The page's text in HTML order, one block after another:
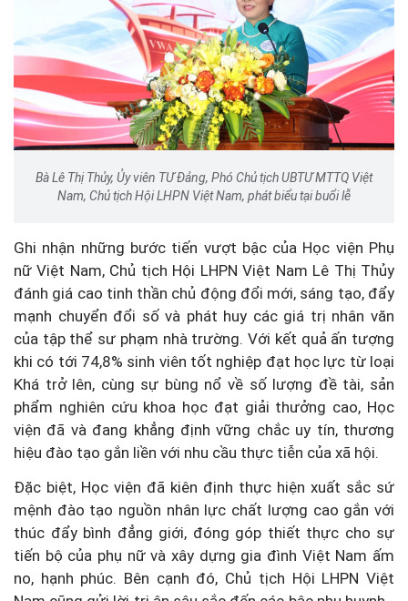
Bà Lê Thị Thủy, Ủy viên TƯ Đảng, Phó Chủ tịch UBTƯ MTTQ Việt
Nam, Chủ tịch Hội LHPN Việt Nam, phát biểu tại buổi lễ
Ghi nhận những bước tiến vượt bậc của Học viện Phụ
nữ Việt Nam, Chủ tịch Hội LHPN Việt Nam Lê Thị Thủy
đánh giá cao tinh thần chủ động đổi mới, sáng tạo, đẩy
mạnh chuyển đổi số và phát huy các giá trị nhân văn
của tập thể sư phạm nhà trường. Với kết quả ấn tượng
khi có tới 74,8% sinh viên tốt nghiệp đạt học lực từ loại
Khá trở lên, cùng sự bùng nổ về số lượng đề tài, sản
phẩm nghiên cứu khoa học đạt giải thưởng cao, Học
viện đã và đang khẳng định vững chắc uy tín, thương
hiệu đào tạo gắn liền với nhu cầu thực tiễn của xã hội.
Đặc biệt, Học viện đã kiên định thực hiện xuất sắc sứ
mệnh đào tạo nguồn nhân lực chất lượng cao gắn với
thúc đẩy bình đẳng giới, đóng góp thiết thực cho sự
tiến bộ của phụ nữ và xây dựng gia đình Việt Nam ấm
no, hạnh phúc. Bên cạnh đó, Chủ tịch Hội LHPN Việt